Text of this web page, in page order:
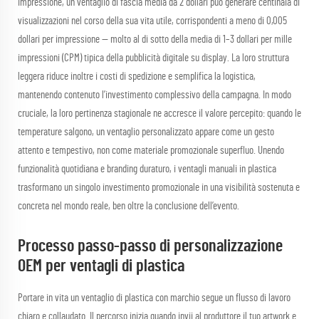
impressione, un ventaglio di fascia media da 2 dollari può generare centinaia di
visualizzazioni nel corso della sua vita utile, corrispondenti a meno di 0,005
dollari per impressione — molto al di sotto della media di 1–3 dollari per mille
impressioni (CPM) tipica della pubblicità digitale su display. La loro struttura
leggera riduce inoltre i costi di spedizione e semplifica la logistica,
mantenendo contenuto l’investimento complessivo della campagna. In modo
cruciale, la loro pertinenza stagionale ne accresce il valore percepito: quando le
temperature salgono, un ventaglio personalizzato appare come un gesto
attento e tempestivo, non come materiale promozionale superfluo. Unendo
funzionalità quotidiana e branding duraturo, i ventagli manuali in plastica
trasformano un singolo investimento promozionale in una visibilità sostenuta e
concreta nel mondo reale, ben oltre la conclusione dell’evento.
Processo passo-passo di personalizzazione
OEM per ventagli di plastica
Portare in vita un ventaglio di plastica con marchio segue un flusso di lavoro
chiaro e collaudato. Il percorso inizia quando invii al produttore il tuo artwork e